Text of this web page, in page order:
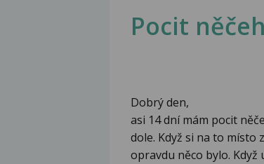
Pocit
Dobrý den,
asi 14 dní mám pocit
dole. Když si na to místo
opravdu něco bylo.